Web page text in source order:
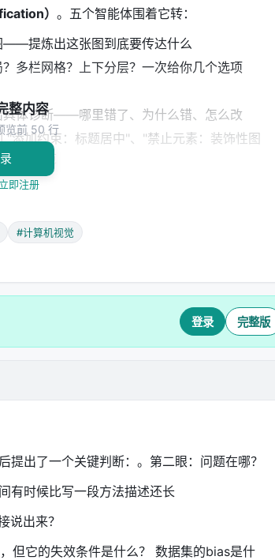
） 。五个智能体围着它转：
提炼出这张图到底要传达什么
多栏网格？上下分层？一次给你几个选项
具体诊断——哪里错了、为什么错、怎么改
加约束：标题居中"、"禁止元素：装饰性图
享规范
、什么时候回退到上一版最好结果。
，而不是追加自由文本到 prompt
根本结构是错的。并行探索的好处是：在投入
读性维度掉得最狠，因为框架一旦选错，后续
整内容
览前 50 行
立即注册
#计算机视觉
登录 完整版
出了一个关键判断：。第二眼：问题在哪？
有时候比写一段方法描述还长
说出来？
但它的失效条件是什么？ 数据集的bias是什